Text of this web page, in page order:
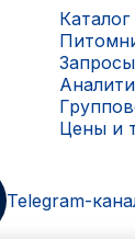
Цены и
Telegram-